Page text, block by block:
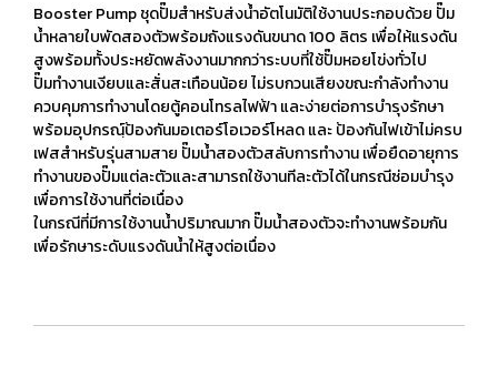
Booster Pump ชุดปั๊มสำหรับส่งน้ำอัตโนมัติใช้งานประกอบด้วย ปั๊ม
น้ำหลายใบพัดสองตัวพร้อมถังแรงดันขนาด 100 ลิตร เพื่อให้แรงดัน
สูงพร้อมทั้งประหยัดพลังงานมากกว่าระบบที่ใช้ปั๊มหอยโข่งทั่วไป
ปั๊มทำงานเงียบและสั่นสะเทือนน้อย ไม่รบกวนเสียงขณะกำลังทำงาน
ควบคุมการทำงานโดยตู้คอนโทรลไฟฟ้า และง่ายต่อการบำรุงรักษา
พร้อมอุปกรณฺ์ป้องกันมอเตอร์โอเวอร์โหลด และ ป้องกันไฟเข้าไม่ครบ
เฟสสำหรับรุ่นสามสาย ปั๊มน้ำสองตัวสลับการทำงาน เพื่อยืดอายุการ
ทำงานของปั๊มแต่ละตัวและสามารถใช้งานทีละตัวได้ในกรณีซ่อมบำรุง
เพื่อการใช้งานที่ต่อเนื่อง
ในกรณีที่มีการใช้งานน้ำปริมาณมาก ปั๊มน้ำสองตัวจะทำงานพร้อมกัน
เพื่อรักษาระดับแรงดันน้ำให้สูงต่อเนื่อง